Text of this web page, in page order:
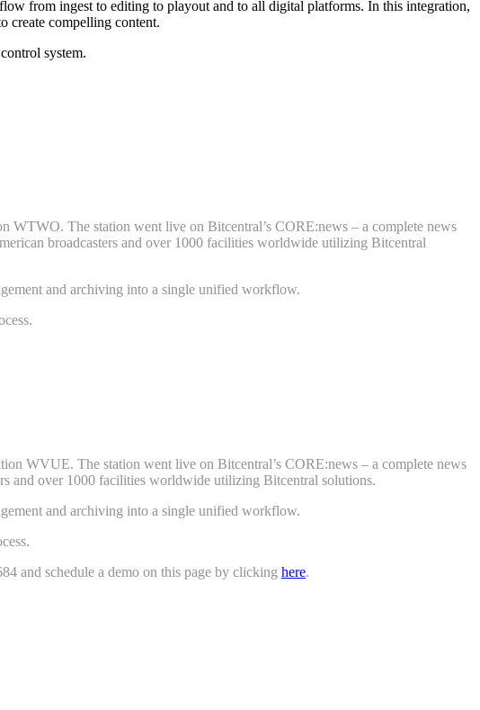
from ingest to editing to playout and to all digital platforms. In this integration,
create compelling content.
system.
WTWO. The station went live on Bitcentral’s CORE:news – a complete news
broadcasters and over 1000 facilities worldwide utilizing Bitcentral
and archiving into a single unified workflow.
WVUE. The station went live on Bitcentral’s CORE:news – a complete news
and over 1000 facilities worldwide utilizing Bitcentral solutions.
and archiving into a single unified workflow.
and schedule a demo on this page by clicking here.